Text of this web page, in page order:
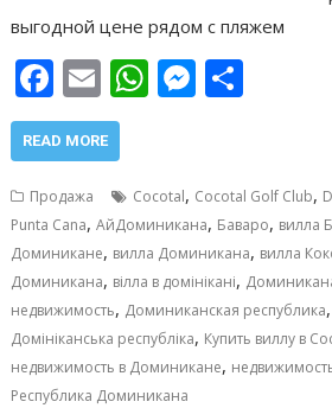
выгодной цене рядом с пляжем
F
ac
e
b
o
o
k
E
m
ai
W
s
A
p
p
M
e
n
g
er
р
а
в
и
т
ь
READ MORE
Продажа Cocotal, Cocotal Golf Club,
Punta Cana,АйДоминикана, Баваро, вилла
Доминикане, вилла Доминикана, вилла
Доминикана, вілла в домінікані,
недвижимость, Доминиканская республика,
Домініканська республіка, Купить виллу в
недвижимость в Доминикане,
Республика Доминикана